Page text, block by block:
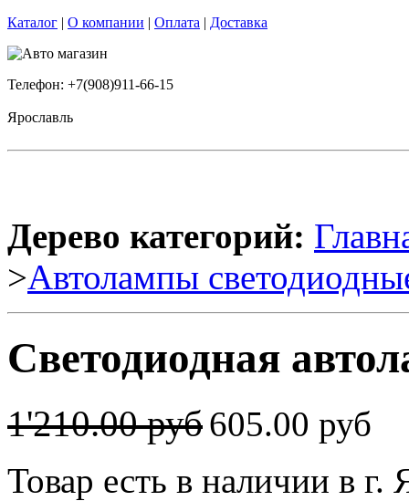
Каталог | О компании | Оплата | Доставка
Телефон: +7(908)911-66-15
Ярославль
Дерево категорий:
>Автолампы
Светодиодная
1'210.00 руб605.00 руб
Товар есть в наличии в г.